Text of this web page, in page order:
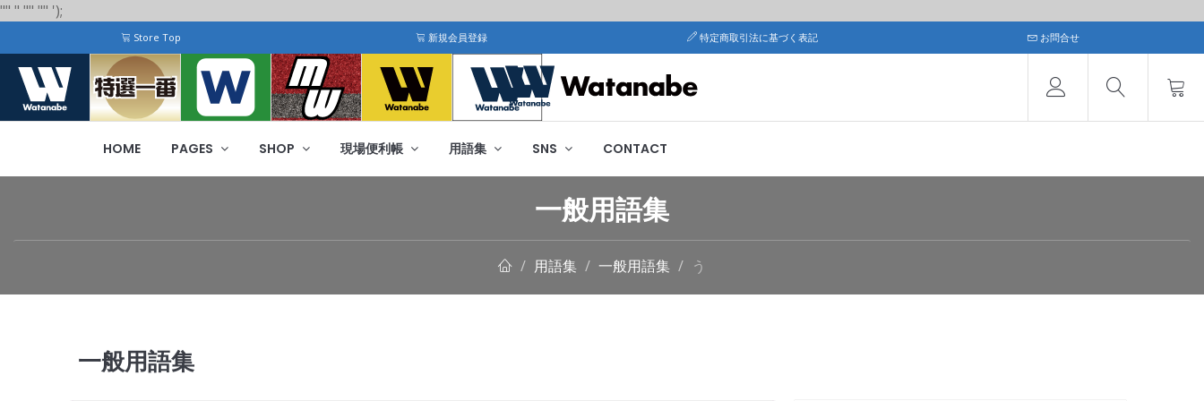
"" " "" "" ');
Store Top 新規会員登録 特定商取引法に基づく表記 お問合せ
HOME PAGES SHOP 現場便利帳 用語集 SNS CONTACT
一般用語集
用語集 一般用語集 う
一般用語集